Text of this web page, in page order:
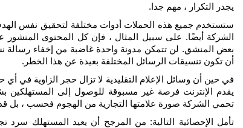
يجدر التكرار ، مهم جدا.
ستستخدم جميع هذه الحملات أدوات مختلفة لتحقيق نفس
الشركة أيضًا. على سبيل المثال ، فإن كل المحتوى
بعض المنشق. لن تتمكن مدونة واحدة غاضبة من إخفاء
أن تكون تنسيقات الرسائل المختلفة بعيدة عن هذا الخطر.
في حين أن وسائل الإعلام التقليدية لا تزال حجر الزاوية في أي
يقدم الإنترنت فرصة غير مسبوقة للوصول إلى
تحمي الشركة صورة علامتها التجارية من الهجوم فحسب ، بل
تأمل الإحصائية التالية: من المرجح أن يعيد المستهلك